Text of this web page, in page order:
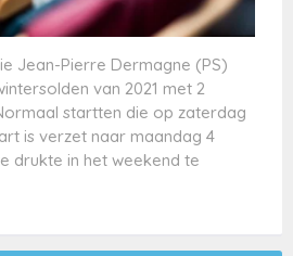
Jean-Pierre Dermagne (PS)
van 2021 met 2
startten die op zaterdag
is verzet naar maandag 4
drukte in het weekend te